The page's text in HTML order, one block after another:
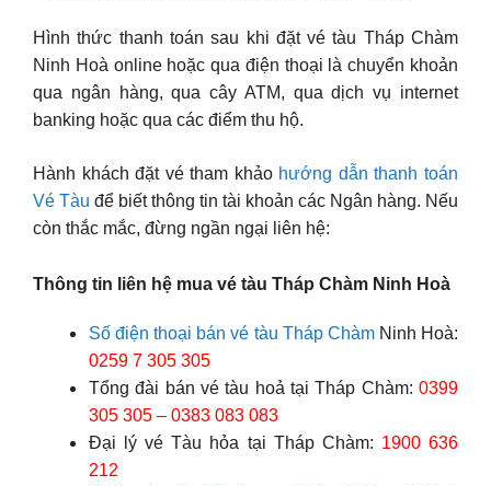
Hình thức thanh toán sau khi đặt vé tàu Tháp Chàm
Ninh Hoà online hoặc qua điện thoại là chuyển khoản
qua ngân hàng, qua cây ATM, qua dịch vụ internet
banking hoặc qua các điểm thu hộ.
Hành khách đặt vé tham khảo hướng dẫn thanh toán
Vé Tàu để biết thông tin tài khoản các Ngân hàng. Nếu
còn thắc mắc, đừng ngần ngại liên hệ:
Thông tin liên hệ mua vé tàu Tháp Chàm Ninh Hoà
Số điện thoại bán vé tàu Tháp ChàmNinh Hoà:
0259 7 305 305
Tổng đài bán vé tàu hoả tại Tháp Chàm: 0399
305 305 – 0383 083 083
Đại lý vé Tàu hỏa tại Tháp Chàm: 1900 636
212